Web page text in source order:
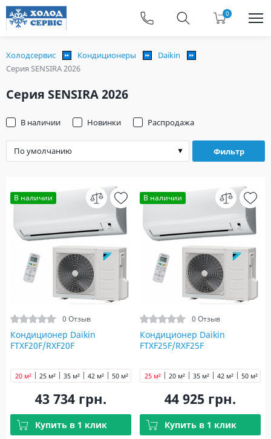
0
Холодсервис Кондиционеры
Daikin
Серия SENSIRA 2026
Серия SENSIRA 2026
Фильтр
В наличии Новинки Распродажа
В наличии
0 Отзыв
Кондиционер Daikin
FTXF20F/RXF20F
20 м² 25 м² 35 м² 42 м² 50 м² 60 м² 71 м²
43 734 грн.
Купить в 1 клик
В наличии
0 Отзыв
Кондиционер Daikin
FTXF25F/RXF25F
20 м²
25 м² 35 м² 42 м² 50 м²
44 925 грн.
Купить в 1 клик